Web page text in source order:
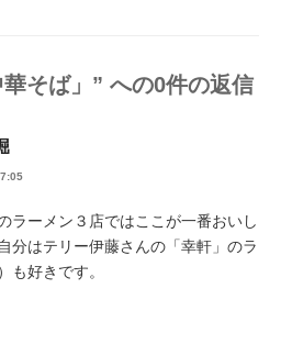
そば」” への0件の返信
ラーメン３店ではここが一番おいし
分はテリー伊藤さんの「幸軒」のラ
も好きです。